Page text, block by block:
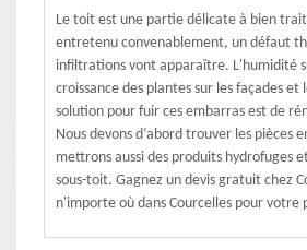
Le toit est une partie délicate à bien
entretenu convenablement, un défaut
infiltrations vont apparaître. L'humidité
croissance des plantes sur les façades et
solution pour fuir ces embarras est de
Nous devons d’abord trouver les pièces
mettrons aussi des produits hydrofuges
sous-toit. Gagnez un devis gratuit chez
n'importe où dans Courcelles pour